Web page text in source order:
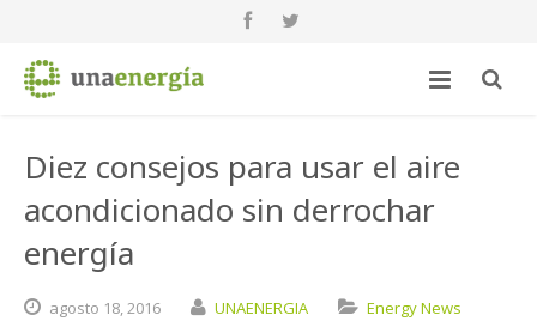
Diez consejos para usar el aire
acondicionado sin derrochar
energía
agosto 18,2016 UNAENERGIA Energy News